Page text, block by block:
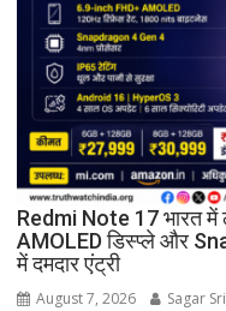
Redmi Note 17 भारत में
AMOLED डिस्प्ले और
में दमदार एंट्री
August 7, 2026 Sagar